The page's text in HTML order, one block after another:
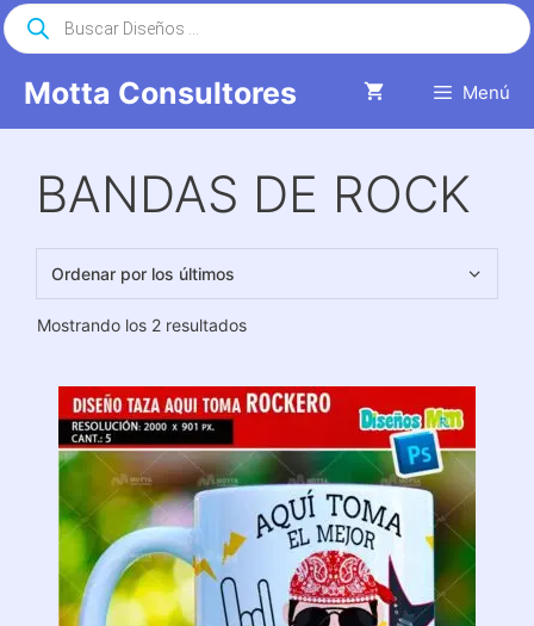
Saltar
al
Motta Consultores Menú
Búsqueda
de
productos
BANDAS DE ROCK
Mostrando los 2 resultadosOrdenado
últimos